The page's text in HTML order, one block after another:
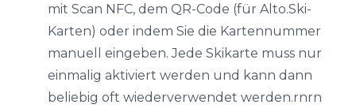
mit Scan NFC, dem QR-Code (für Alto.Ski-
Karten) oder indem Sie die Kartennummer
manuell eingeben. Jede Skikarte muss nur
einmalig aktiviert werden und kann dann
beliebig oft wiederverwendet werden.rnrn